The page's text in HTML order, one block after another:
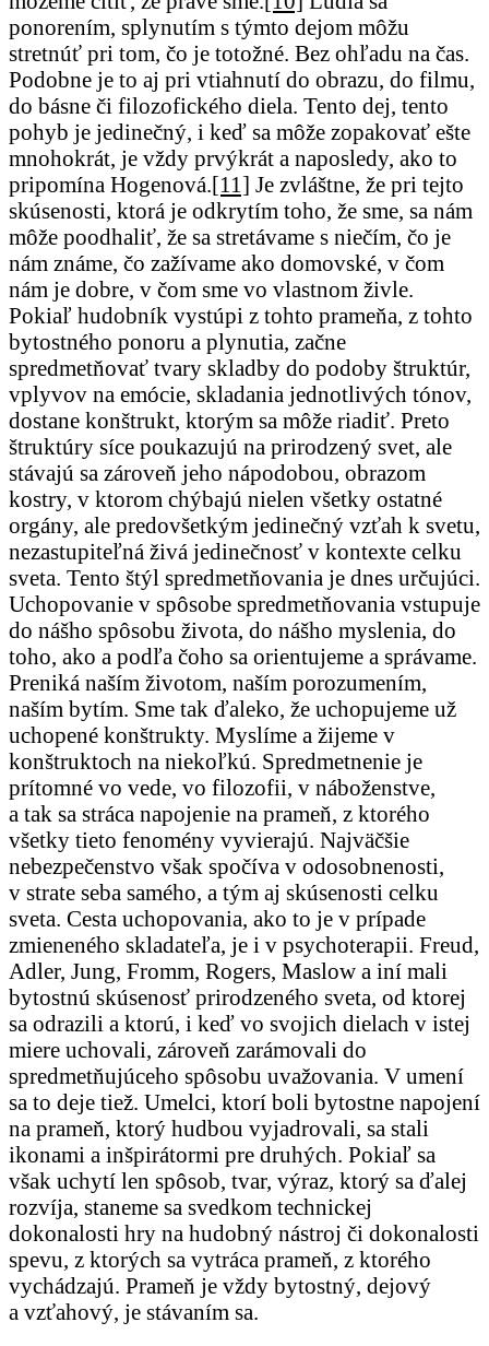
ponorením, splynutím s týmto dejom môžu
stretnúť pri tom, čo je totožné. Bez ohľadu na čas.
Podobne je to aj pri vtiahnutí do obrazu, do filmu,
do básne či filozofického diela. Tento dej, tento
pohyb je jedinečný, i keď sa môže zopakovať ešte
mnohokrát, je vždy prvýkrát a naposledy, ako to
pripomína Hogenová.[11] Je zvláštne, že pri tejto
skúsenosti, ktorá je odkrytím toho, že sme, sa nám
môže poodhaliť, že sa stretávame s niečím, čo je
nám známe, čo zažívame ako domovské, v čom
nám je dobre, v čom sme vo vlastnom živle.
Pokiaľ hudobník vystúpi z tohto prameňa, z tohto
bytostného ponoru a plynutia, začne
spredmetňovať tvary skladby do podoby štruktúr,
vplyvov na emócie, skladania jednotlivých tónov,
dostane konštrukt, ktorým sa môže riadiť. Preto
štruktúry síce poukazujú na prirodzený svet, ale
stávajú sa zároveň jeho nápodobou, obrazom
kostry, v ktorom chýbajú nielen všetky ostatné
orgány, ale predovšetkým jedinečný vzťah k svetu,
nezastupiteľná živá jedinečnosť v kontexte celku
sveta. Tento štýl spredmetňovania je dnes určujúci.
Uchopovanie v spôsobe spredmetňovania vstupuje
do nášho spôsobu života, do nášho myslenia, do
toho, ako a podľa čoho sa orientujeme a správame.
Preniká naším životom, naším porozumením,
naším bytím. Sme tak ďaleko, že uchopujeme už
uchopené konštrukty. Myslíme a žijeme v
konštruktoch na niekoľkú. Spredmetnenie je
prítomné vo vede, vo filozofii, v náboženstve,
a tak sa stráca napojenie na prameň, z ktorého
všetky tieto fenomény vyvierajú. Najväčšie
nebezpečenstvo však spočíva v odosobnenosti,
v strate seba samého, a tým aj skúsenosti celku
sveta. Cesta uchopovania, ako to je v prípade
zmieneného skladateľa, je i v psychoterapii. Freud,
Adler, Jung, Fromm, Rogers, Maslow a iní mali
bytostnú skúsenosť prirodzeného sveta, od ktorej
sa odrazili a ktorú, i keď vo svojich dielach v istej
miere uchovali, zároveň zarámovali do
spredmetňujúceho spôsobu uvažovania. V umení
sa to deje tiež. Umelci, ktorí boli bytostne napojení
na prameň, ktorý hudbou vyjadrovali, sa stali
ikonami a inšpirátormi pre druhých. Pokiaľ sa
však uchytí len spôsob, tvar, výraz, ktorý sa ďalej
rozvíja, staneme sa svedkom technickej
dokonalosti hry na hudobný nástroj či dokonalosti
spevu, z ktorých sa vytráca prameň, z ktorého
vychádzajú. Prameň je vždy bytostný, dejový
a vzťahový, je stávaním sa.